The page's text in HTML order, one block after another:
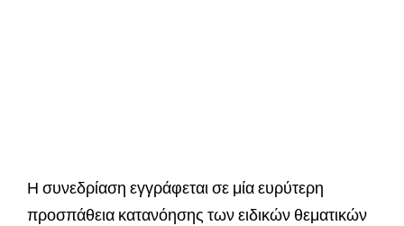
Η συνεδρίαση εγγράφεται σε μία ευρύτερη
προσπάθεια κατανόησης των ειδικών θεματικών